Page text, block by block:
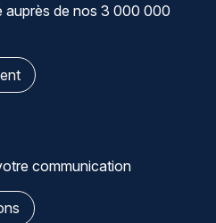
auprès de nos 3 000 000
communication